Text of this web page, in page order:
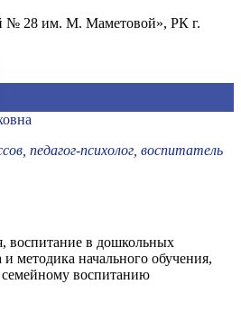
№ 28 им. М. Маметовой», РК г.
педагог-психолог, воспитатель
воспитание в дошкольных
методика начального обучения,
семейному воспитанию